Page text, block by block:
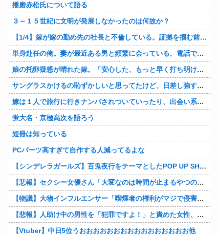
播磨赤松氏について語る
３～１５世紀に文明が発展しなかったのは何故か？
【1/4】嫁が嫁の勤め先の社長と不倫している。証拠を掴む前に嫁から離婚を切り出されたので、ハッタリかまして証拠を握っているフリしたら、向こうから示談話を振ってきたｗ
単身赴任の俺。妻が最近ある男と頻繁に会っている。電話で問い詰めた。「好きなのはアナタ、でも会えないのがツライ、寂しいから・・・」妻は、その男と不倫関係に発展した様だ…
娘の托卵疑惑が晴れた嫁。「安心した、もっと早く打ち明けて鑑定しておけばよかった」と。そして「今度こそ家族三人で幸せになりたい」と言い出した！！ごめんこうむるわｗｗ
サングラスかけるの恥ずかしいと思ってたけど、日差し強すぎてサングラスかけ始めたわ
嫁は１人で旅行に行きナンパされついていったり、出会い系で知り合った男と会ったりした。しかも酔っていて避妊もしてなかった。そしてやはり自分には夫しかいないと思ったんだとｗ
蛍大名・京極高次を語ろう
短冊は知っている
PCパーツ高すぎて自作する人減ってるよな
【シンデレラガールズ】百鬼夜行をテーマとしたPOP UP SHOPが東京・大阪にて開催
【悲報】セクシー女優さん「大変なのは時間が止まるやつの撮影」←ばらしてしまうｗ
【物議】大物インフルエンサー「喫煙者の権利がマジで侵害されてる。いくら税金払ってるんだ」他
【悲報】人助け中の男性を「犯罪ですよ！」と責めた女性、警察が来た瞬間逃げる他
【Vtuber】中日5位うおおおおおおおおおおおおおおおお他